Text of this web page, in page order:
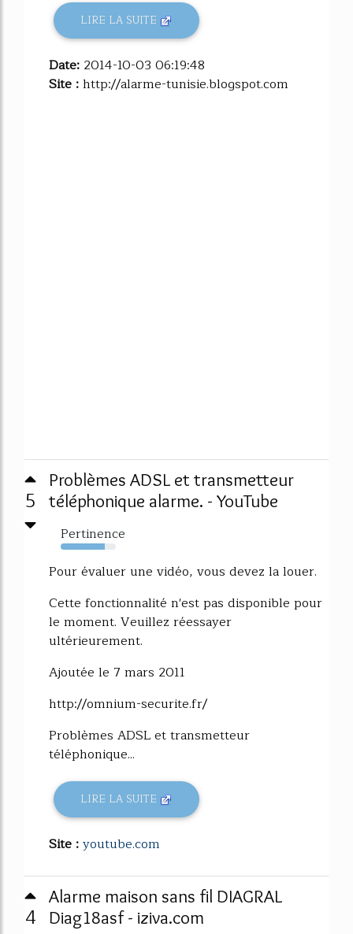
LIRE LA SUITE
Date: 2014-10-03 06:19:48
Site :http://alarme-tunisie.blogspot.com
5
Problèmes ADSL et transmetteur
téléphonique alarme. - YouTube
Pertinence
80%
Pour évaluer une vidéo, vous devez la louer.
Cette fonctionnalité n'est pas disponible pour
le moment. Veuillez réessayer
ultérieurement.
Ajoutée le 7 mars 2011
http://omnium-securite.fr/
Problèmes ADSL et transmetteur
téléphonique...
LIRE LA SUITE
Site :youtube.com
4
Alarme maison sans fil DIAGRAL
Diag18asf - iziva.com